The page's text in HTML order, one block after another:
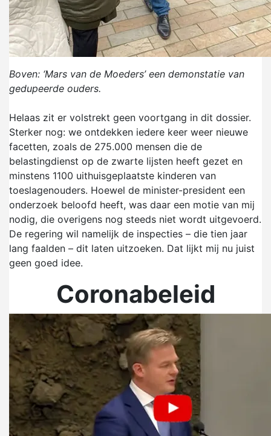
Boven: ‘Mars van de Moeders’ een demonstatie van
gedupeerde ouders.
Helaas zit er volstrekt geen voortgang in dit dossier.
Sterker nog: we ontdekken iedere keer weer nieuwe
facetten, zoals de 275.000 mensen die de
belastingdienst op de zwarte lijsten heeft gezet en
minstens 1100 uithuisgeplaatste kinderen van
toeslagenouders. Hoewel de minister-president een
onderzoek beloofd heeft, was daar een motie van mij
nodig, die overigens nog steeds niet wordt uitgevoerd.
De regering wil namelijk de inspecties – die tien jaar
lang faalden – dit laten uitzoeken. Dat lijkt mij nu juist
geen goed idee.
Coronabeleid